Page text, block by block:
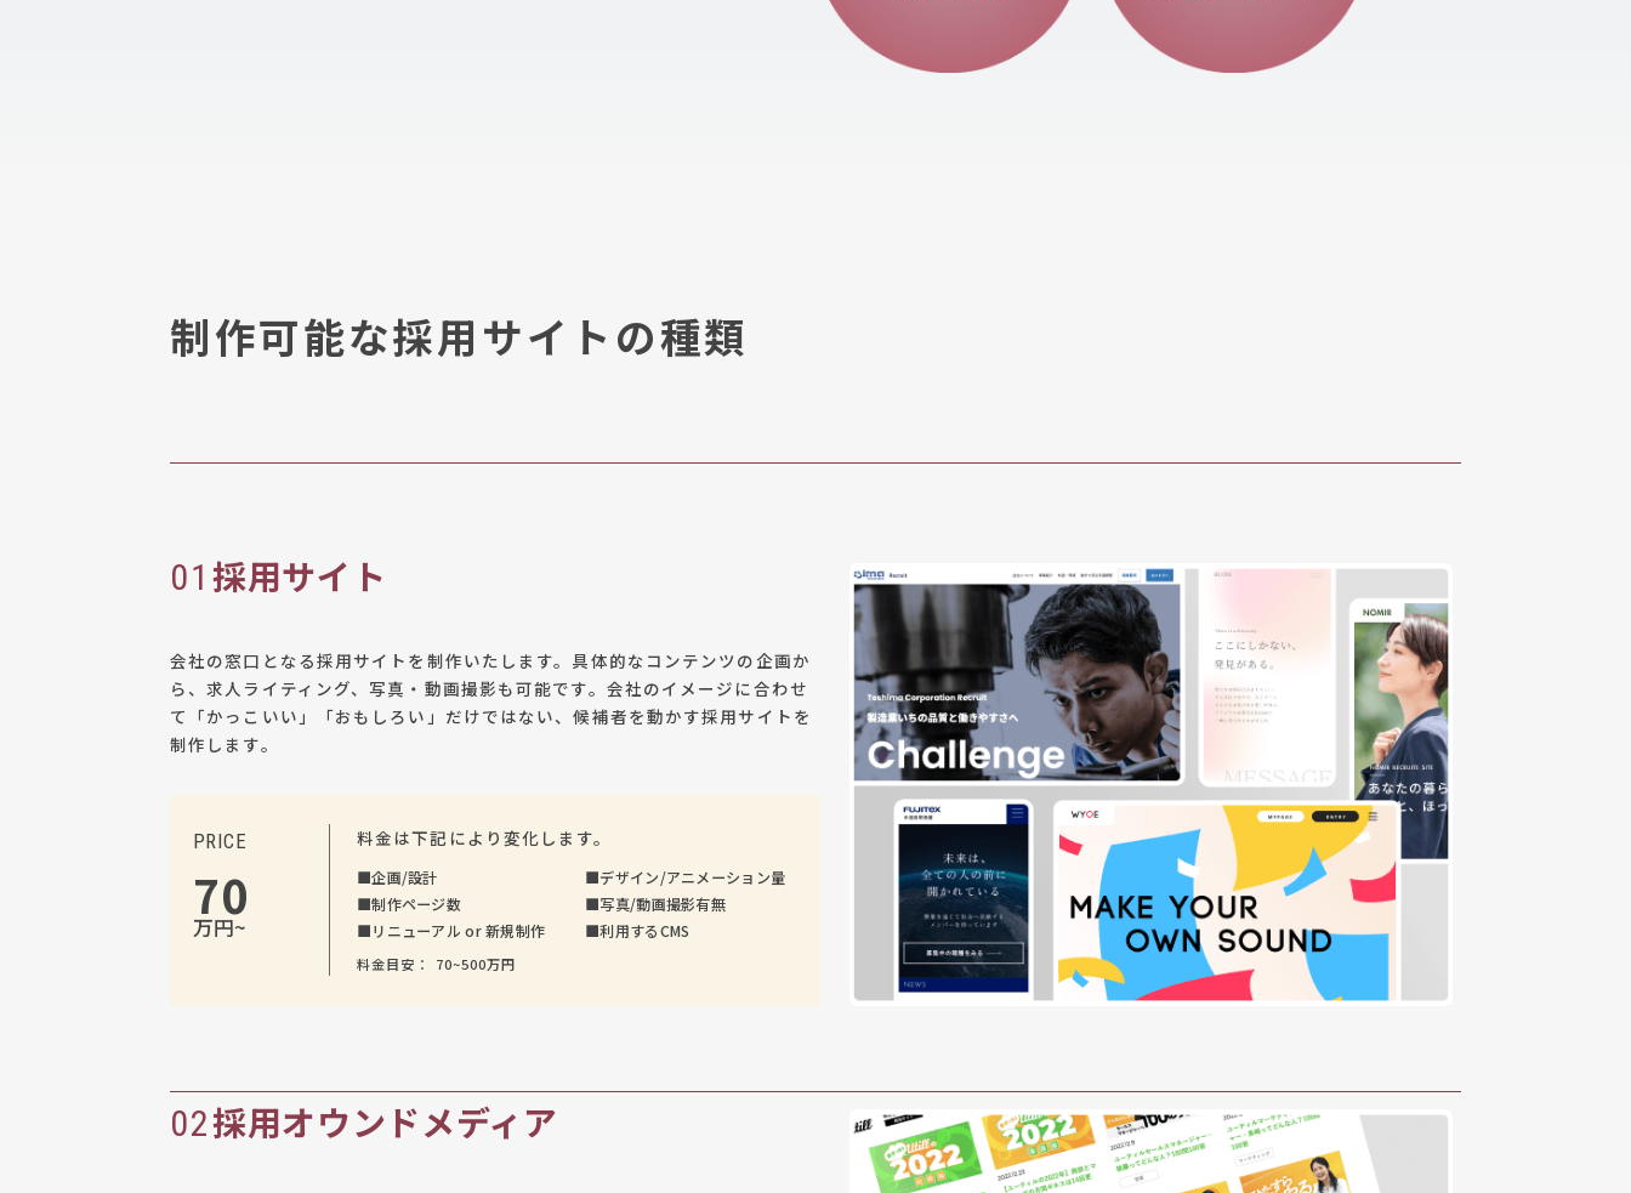
制作可能な採用サイトの種類
01 採用サイト
会社の窓口となる採用サイトを制作いたします。具体的なコンテンツの企画か
ら、求人ライティング、写真・動画撮影も可能です。会社のイメージに合わせ
て「かっこいい」「おもしろい」だけではない、候補者を動かす採用サイトを
制作します。
PRICE
70
万円~
料金は下記により変化します。
■企画/設計
■制作ページ数
■リニューアル or 新規制作
■デザイン/アニメーション量
■写真/動画撮影有無
■利用するCMS
料金目安： 70~500万円
02採用オウンドメディア